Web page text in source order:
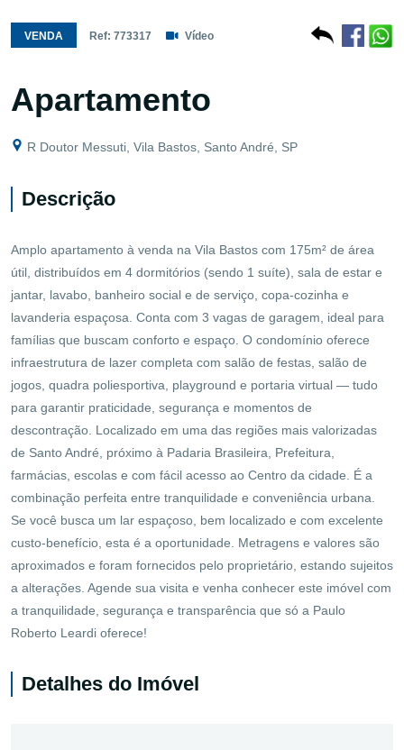
VENDA Ref: 773317 Vídeo
Apartamento
R Doutor Messuti, Vila Bastos, Santo André, SP
Descrição
Amplo apartamento à venda na Vila Bastos com 175m² de área
útil, distribuídos em 4 dormitórios (sendo 1 suíte), sala de estar e
jantar, lavabo, banheiro social e de serviço, copa-cozinha e
lavanderia espaçosa. Conta com 3 vagas de garagem, ideal para
famílias que buscam conforto e espaço. O condomínio oferece
infraestrutura de lazer completa com salão de festas, salão de
jogos, quadra poliesportiva, playground e portaria virtual — tudo
para garantir praticidade, segurança e momentos de
descontração. Localizado em uma das regiões mais valorizadas
de Santo André, próximo à Padaria Brasileira, Prefeitura,
farmácias, escolas e com fácil acesso ao Centro da cidade. É a
combinação perfeita entre tranquilidade e conveniência urbana.
Se você busca um lar espaçoso, bem localizado e com excelente
custo-benefício, esta é a oportunidade. Metragens e valores são
aproximados e foram fornecidos pelo proprietário, estando sujeitos
a alterações. Agende sua visita e venha conhecer este imóvel com
a tranquilidade, segurança e transparência que só a Paulo
Roberto Leardi oferece!
Detalhes do Imóvel